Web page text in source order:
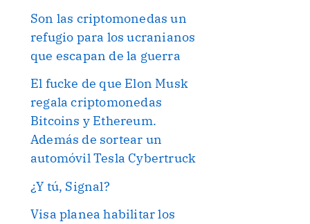
Son las criptomonedas un
refugio para los ucranianos
que escapan de la guerra
El fucke de que Elon Musk
regala criptomonedas
Bitcoins y Ethereum.
Además de sortear un
automóvil Tesla Cybertruck
¿Y tú, Signal?
Visa planea habilitar los